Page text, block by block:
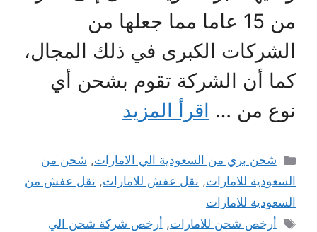
من 15 عاما مما جعلها من
الشركات الكبرى في ذلك المجال،
كما أن الشركة تقوم بشحن أي
نوع من … اقرأ المزيد
التصنيفات
شحن بري من السعودية الي الامارات, شحن من
السعودية للامارات, نقل عفش للامارات, نقل عفش من
السعودية للامارات
الوسوم
أرخص شحن للامارات, أرخص شركة شحن الي